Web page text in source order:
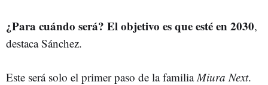
¿Para cuándo será? El objetivo es que esté en 2030,
destaca Sánchez.
Este será solo el primer paso de la familiaMiura Next.